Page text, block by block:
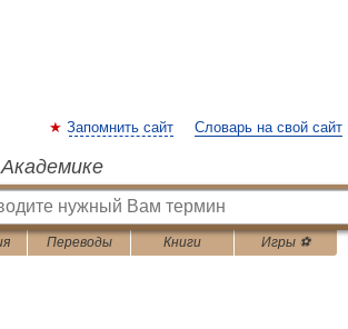
Запомнить сайт Словарь на свой сайт
Переводы Книги Игры ⚽